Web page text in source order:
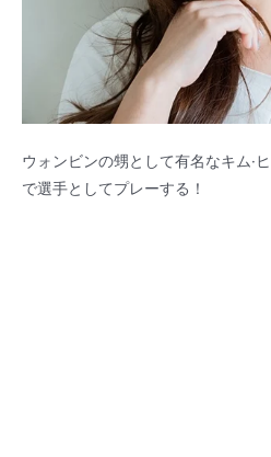
ウォンビンの甥として有名なキム·
で選手としてプレーする！